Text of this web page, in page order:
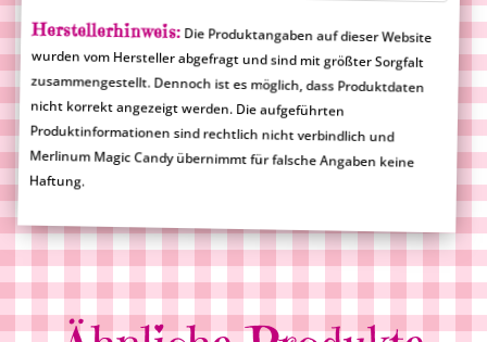
Herstellerhinweis:Die Produktangaben auf dieser Website
wurden vom Hersteller abgefragt und sind mit größter Sorgfalt
zusammengestellt. Dennoch ist es möglich, dass Produktdaten
nicht korrekt angezeigt werden. Die aufgeführten
Produktinformationen sind rechtlich nicht verbindlich und
Merlinum Magic Candy übernimmt für falsche Angaben keine
Haftung.